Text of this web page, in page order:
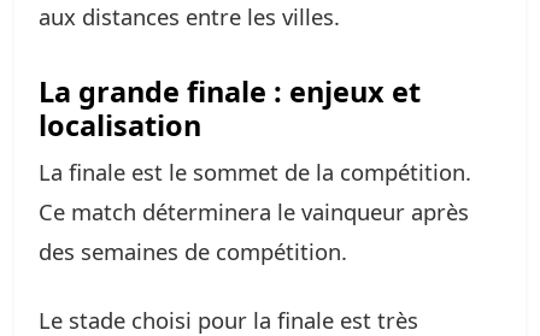
aux distances entre les villes.
La grande finale : enjeux et
localisation
La finale est le sommet de la compétition.
Ce match déterminera le vainqueur après
des semaines de compétition.
Le stade choisi pour la finale est très